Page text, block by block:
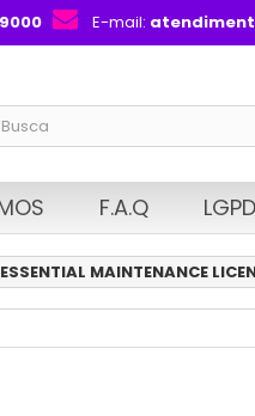
E-mail:
F.A.Q LGPD
ESSENTIAL MAINTENANCE